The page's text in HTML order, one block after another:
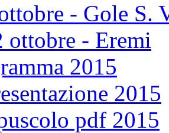
- Gole S.
ottobre - Eremi
2015
2015
pdf 2015